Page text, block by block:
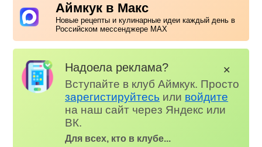
Аймкук в Макс
Новые рецепты и кулинарные идеи каждый день в
Российском мессенджере MAX
Надоела реклама?
Вступайте в клуб Аймкук. Просто
зарегистируйтесь или войдите
на наш сайт через Яндекс или
ВК.
Для всех, кто в клубе...
✕